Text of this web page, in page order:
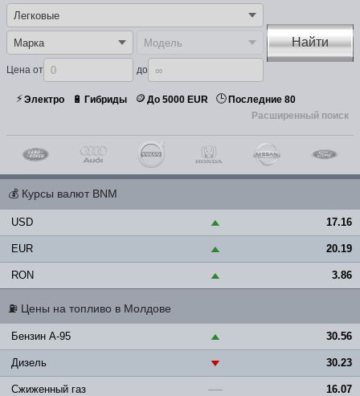
Цена от до
Найти
⚡Электро 🔋 Гибриды 🪙 До 5000 EUR 🕒 Последние 80
Расширенный поиск
💰 Курсы валют BNM
USD ▲ 17.16
EUR ▲ 20.19
RON ▲ 3.86
⛽ Цены на топливо в Молдове
Бензин A-95 ▲ 30.56
Дизель ▼ 30.23
Сжиженный газ — 16.07